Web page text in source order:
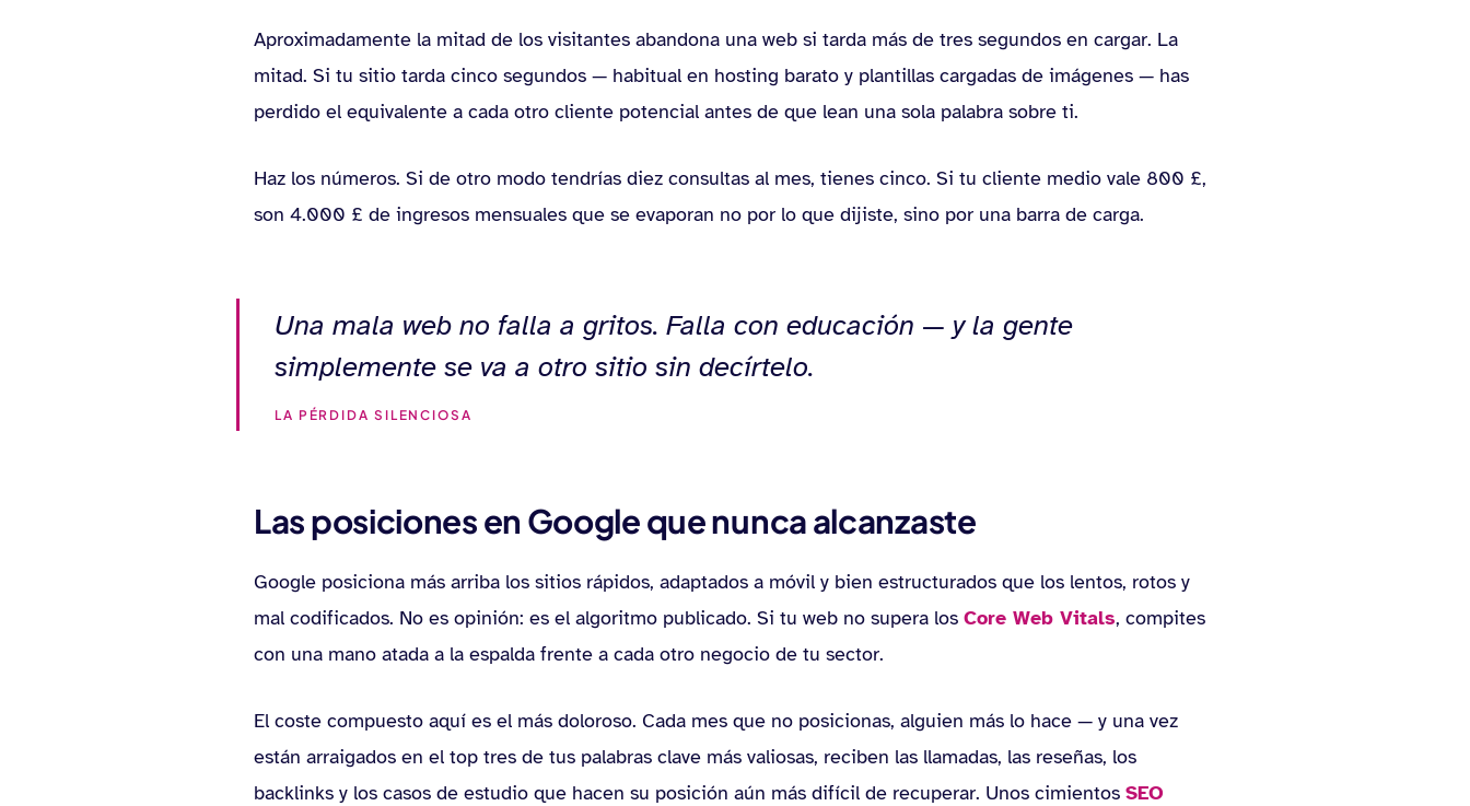
Aproximadamente la mitad de los visitantes abandona una web si tarda más de tres segundos en cargar. La
mitad. Si tu sitio tarda cinco segundos — habitual en hosting barato y plantillas cargadas de imágenes — has
perdido el equivalente a cada otro cliente potencial antes de que lean una sola palabra sobre ti.
Haz los números. Si de otro modo tendrías diez consultas al mes, tienes cinco. Si tu cliente medio vale 800 £,
son 4.000 £ de ingresos mensuales que se evaporan no por lo que dijiste, sino por una barra de carga.
Una mala web no falla a gritos. Falla con educación — y la gente
simplemente se va a otro sitio sin decírtelo.
LA PÉRDIDA SILENCIOSA
Las posiciones en Google que nunca alcanzaste
Google posiciona más arriba los sitios rápidos, adaptados a móvil y bien estructurados que los lentos, rotos y
mal codificados. No es opinión: es el algoritmo publicado. Si tu web no supera los Core Web Vitals, compites
con una mano atada a la espalda frente a cada otro negocio de tu sector.
El coste compuesto aquí es el más doloroso. Cada mes que no posicionas, alguien más lo hace — y una vez
están arraigados en el top tres de tus palabras clave más valiosas, reciben las llamadas, las reseñas, los
backlinks y los casos de estudio que hacen su posición aún más difícil de recuperar. Unos cimientos SEO